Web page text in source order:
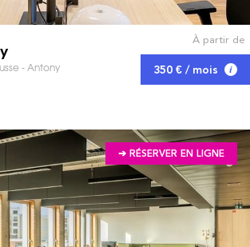
- Antony
À partir de
350 € / mois
➔ RÉSERVER EN LIGNE